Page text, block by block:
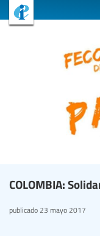
COLOMBIA:
publicado 23 mayo 2017